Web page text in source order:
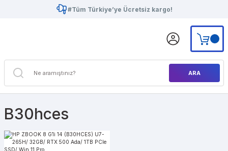
#Tüm Türkiye’ye Ücretsiz kargo!
ARA
B30hces